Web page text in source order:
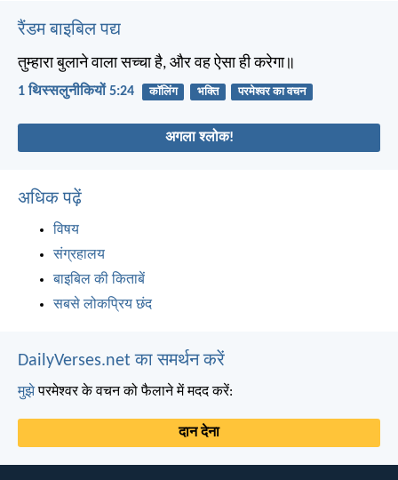
रैंडम बाइबिल पद्य
तुम्हारा बुलाने वाला सच्चा है, और वह ऐसा ही करेगा॥
1 थिस्सलुनीकियों 5:24 कॉलिंग भक्ति परमेश्वर का वचन
अगला श्लोक!
अधिक पढ़ें
विषय
संग्रहालय
बाइबिल की किताबें
सबसे लोकप्रिय छंद
DailyVerses.net का समर्थन करें
मुझेपरमेश्वर के वचन को फैलाने में मदद करें:
दान देना